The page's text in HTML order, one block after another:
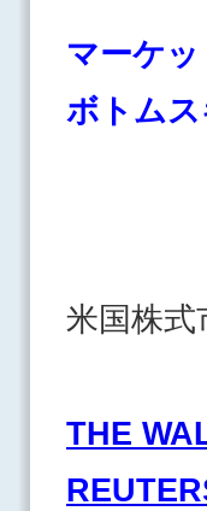
マーケ
ボトム
米国株式
THE